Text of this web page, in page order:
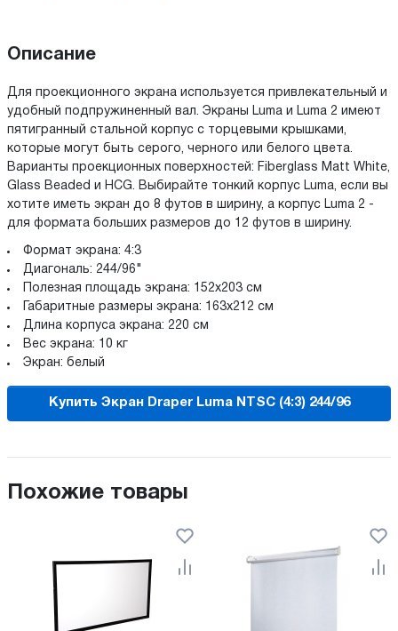
Описание
Для проекционного экрана используется привлекательный и
удобный подпружиненный вал. Экраны Luma и Luma 2 имеют
пятигранный стальной корпус с торцевыми крышками,
которые могут быть серого, черного или белого цвета.
Варианты проекционных поверхностей: Fiberglass Matt White,
Glass Beaded и HCG. Выбирайте тонкий корпус Luma, если вы
хотите иметь экран до 8 футов в ширину, а корпус Luma 2 -
для формата больших размеров до 12 футов в ширину.
Формат экрана: 4:3
Диагональ: 244/96"
Полезная площадь экрана: 152х203 см
Габаритные размеры экрана: 163х212 см
Длина корпуса экрана: 220 см
Вес экрана: 10 кг
Экран: белый
Купить Экран Draper Luma NTSC (4:3) 244/96
Похожие товары